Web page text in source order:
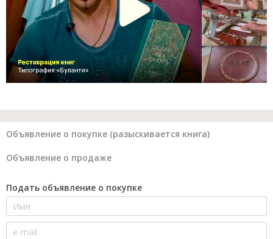
Объявление о покупке (разыскивается книга)
Объявление о продаже
Подать объявление о покупке